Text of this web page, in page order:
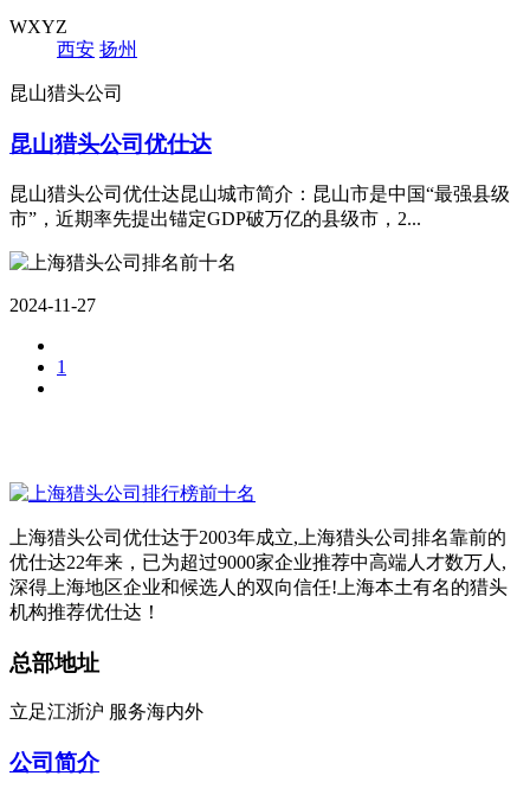
WXYZ
西安 扬州
昆山猎头公司
昆山猎头公司优仕达
昆山猎头公司优仕达昆山城市简介：昆山市是中国“最强县级
市”，近期率先提出锚定GDP破万亿的县级市，2...
2024-11-27
1
上海猎头公司优仕达于2003年成立,上海猎头公司排名靠前的
优仕达22年来，已为超过9000家企业推荐中高端人才数万人,
深得上海地区企业和候选人的双向信任!上海本土有名的猎头
机构推荐优仕达！
总部地址
立足江浙沪 服务海内外
公司简介